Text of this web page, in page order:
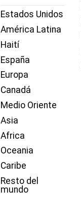
Estados Unidos
América Latina
Haití
España
Europa
Canadá
Medio Oriente
Asia
Africa
Oceania
Caribe
Resto del
mundo